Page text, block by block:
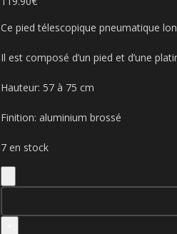
Ce pied télescopique pneumatique
Il est composé d’un pied et d’une
Hauteur: 57 à 75 cm
Finition: aluminium brossé
7 en stock